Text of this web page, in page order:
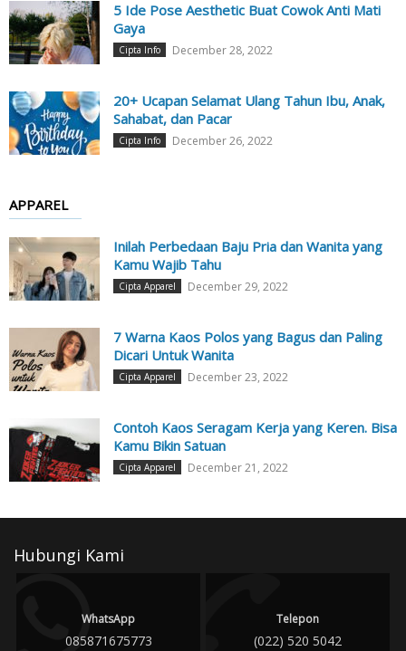
5 Ide Pose Aesthetic Buat Cowok Anti Mati
Gaya
Cipta Info December 28, 2022
20+ Ucapan Selamat Ulang Tahun Ibu, Anak,
Sahabat, dan Pacar
Cipta Info December 26, 2022
APPAREL
Inilah Perbedaan Baju Pria dan Wanita yang
Kamu Wajib Tahu
Cipta Apparel December 29, 2022
7 Warna Kaos Polos yang Bagus dan Paling
Dicari Untuk Wanita
Cipta Apparel December 23, 2022
Contoh Kaos Seragam Kerja yang Keren. Bisa
Kamu Bikin Satuan
Cipta Apparel December 21, 2022
Hubungi Kami
WhatsApp
085871675773
Telepon
(022) 520 5042